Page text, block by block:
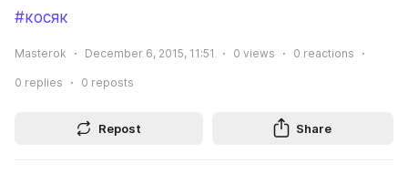
#косяк
Masterok December 6, 2015, 11:51 0 views 0 reactions
0 replies 0 reposts
Repost Share